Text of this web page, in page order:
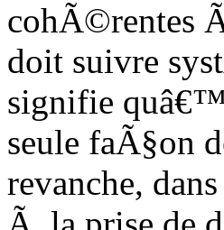
cohÃ©rentes
doit suivre
signifie
seule faÃ§on
revanche,